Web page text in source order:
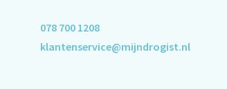
078 700 1208
klantenservice@mijndrogist.nl